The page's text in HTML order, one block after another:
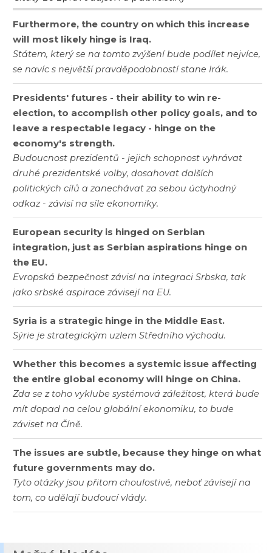
Furthermore, the country on which this increase
will most likely hinge is Iraq.
Státem, který se na tomto zvýšení bude podílet nejvíce,
se navíc s největší pravděpodobností stane Irák.
Presidents' futures - their ability to win re-
election, to accomplish other policy goals, and to
leave a respectable legacy - hinge on the
economy's strength.
Budoucnost prezidentů - jejich schopnost vyhrávat
druhé prezidentské volby, dosahovat dalších
politických cílů a zanechávat za sebou úctyhodný
odkaz - závisí na síle ekonomiky.
European security is hinged on Serbian
integration, just as Serbian aspirations hinge on
the EU.
Evropská bezpečnost závisí na integraci Srbska, tak
jako srbské aspirace závisejí na EU.
Syria is a strategic hinge in the Middle East.
Sýrie je strategickým uzlem Středního východu.
Whether this becomes a systemic issue affecting
the entire global economy will hinge on China.
Zda se z toho vyklube systémová záležitost, která bude
mít dopad na celou globální ekonomiku, to bude
záviset na Číně.
The issues are subtle, because they hinge on what
future governments may do.
Tyto otázky jsou přitom choulostivé, neboť závisejí na
tom, co udělají budoucí vlády.